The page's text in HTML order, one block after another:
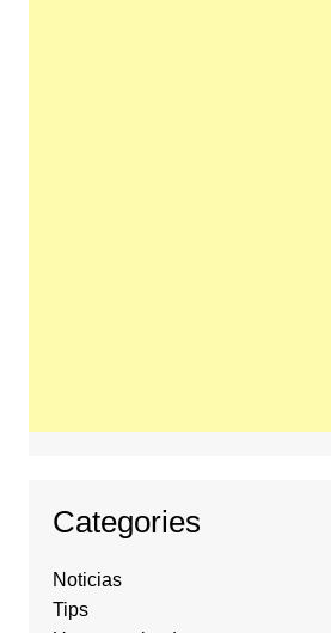
Categories
Noticias
Tips